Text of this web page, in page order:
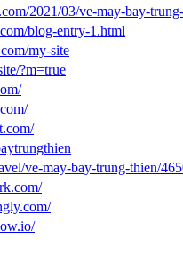
2021/03/ve-may-bay-
blog-entry-1.html
my-site
?m=true
ve-may-bay-trung-thien/